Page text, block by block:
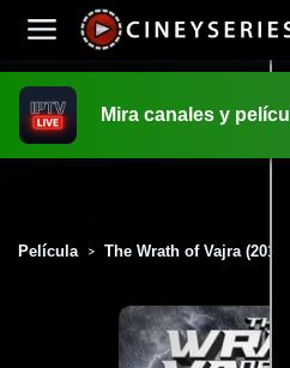
Mira canales y
Película > The Wrath of Vajra (2013)